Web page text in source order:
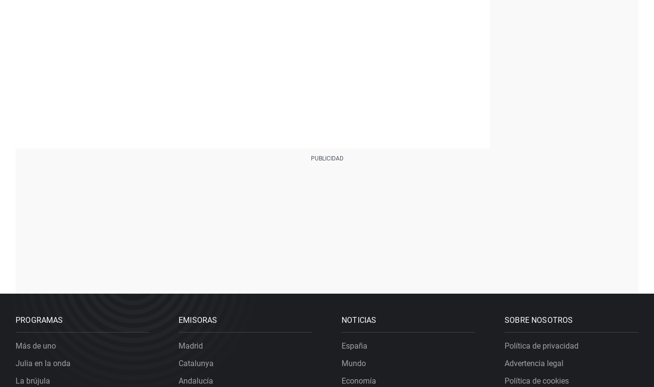
PROGRAMAS
Más de uno
Julia en la onda
La brújula
EMISORAS
Madrid
Catalunya
Andalucía
NOTICIAS
España
Mundo
Economía
SOBRE NOSOTROS
Política de privacidad
Advertencia legal
Política de cookies